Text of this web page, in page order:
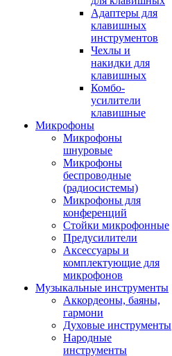
Адаптеры для
клавишных
инструментов
Чехлы и
накидки для
клавишных
Комбо-
усилители
клавишные
Микрофоны
Микрофоны
шнуровые
Микрофоны
беспроводные
(радиосистемы)
Микрофоны для
конференций
Стойки микрофонные
Предусилители
Аксессуары и
комплектующие для
микрофонов
Музыкальные инструменты
Аккордеоны, баяны,
гармони
Духовые инструменты
Народные
инструменты